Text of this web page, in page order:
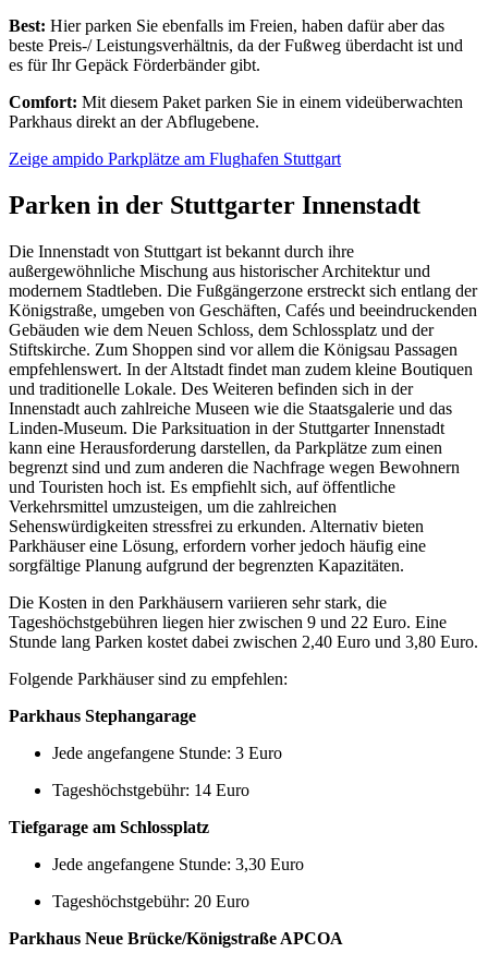
Best: Hier parken Sie ebenfalls im Freien, haben dafür aber das
beste Preis-/ Leistungsverhältnis, da der Fußweg überdacht ist und
es für Ihr Gepäck Förderbänder gibt.
Comfort: Mit diesem Paket parken Sie in einem videüberwachten
Parkhaus direkt an der Abflugebene.
Zeige ampido Parkplätze am Flughafen Stuttgart
Parken in der Stuttgarter Innenstadt
Die Innenstadt von Stuttgart ist bekannt durch ihre
außergewöhnliche Mischung aus historischer Architektur und
modernem Stadtleben. Die Fußgängerzone erstreckt sich entlang der
Königstraße, umgeben von Geschäften, Cafés und beeindruckenden
Gebäuden wie dem Neuen Schloss, dem Schlossplatz und der
Stiftskirche. Zum Shoppen sind vor allem die Königsau Passagen
empfehlenswert. In der Altstadt findet man zudem kleine Boutiquen
und traditionelle Lokale. Des Weiteren befinden sich in der
Innenstadt auch zahlreiche Museen wie die Staatsgalerie und das
Linden-Museum. Die Parksituation in der Stuttgarter Innenstadt
kann eine Herausforderung darstellen, da Parkplätze zum einen
begrenzt sind und zum anderen die Nachfrage wegen Bewohnern
und Touristen hoch ist. Es empfiehlt sich, auf öffentliche
Verkehrsmittel umzusteigen, um die zahlreichen
Sehenswürdigkeiten stressfrei zu erkunden. Alternativ bieten
Parkhäuser eine Lösung, erfordern vorher jedoch häufig eine
sorgfältige Planung aufgrund der begrenzten Kapazitäten.
Die Kosten in den Parkhäusern variieren sehr stark, die
Tageshöchstgebühren liegen hier zwischen 9 und 22 Euro. Eine
Stunde lang Parken kostet dabei zwischen 2,40 Euro und 3,80 Euro.
Folgende Parkhäuser sind zu empfehlen:
Parkhaus Stephangarage
Jede angefangene Stunde: 3 Euro
Tageshöchstgebühr: 14 Euro
Tiefgarage am Schlossplatz
Jede angefangene Stunde: 3,30 Euro
Tageshöchstgebühr: 20 Euro
Parkhaus Neue Brücke/Königstraße APCOA